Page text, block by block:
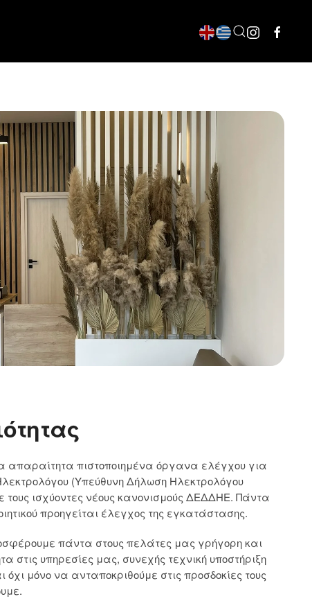
απαραίτητα πιστοποιημένα όργανα ελέγχου για
Ηλεκτρολόγου (Υπεύθυνη Δήλωση Ηλεκτρολόγου
ισχύοντες νέους κανονισμούς ΔΕΔΔΗΕ. Πάντα
προηγείται έλεγχος της εγκατάστασης.
πάντα στους πελάτες μας γρήγορη και
στις υπηρεσίες μας, συνεχής τεχνική υποστήριξη
μόνο να ανταποκριθούμε στις προσδοκίες τους